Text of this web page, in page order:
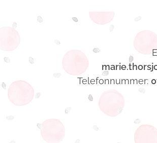
Telefonnummer: